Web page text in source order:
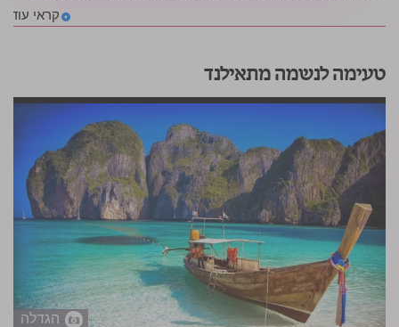
קראי עוד
טעימה לנשמה מתאילנד
הגדלה